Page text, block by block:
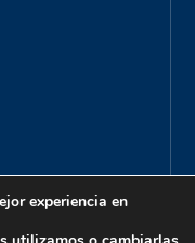
experiencia en